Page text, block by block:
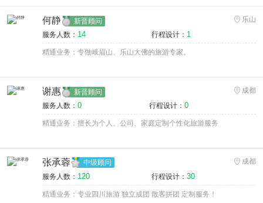
何静 新晋顾问
乐山
服务人数： 14 行程设计： 1
精通业务：专做峨眉山、乐山大佛的旅游专家。
谢惠 新晋顾问
成都
服务人数： 0 行程设计： 0
精通业务：擅长为个人、公司、家庭定制个性化旅游服务
张承蓉 中级顾问
成都
服务人数： 120 行程设计： 30
精通业务：专业四川旅游 独立成团 散客拼团 定制服务！